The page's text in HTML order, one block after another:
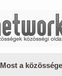
Most a